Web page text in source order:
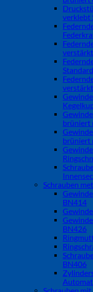
verklebt
brüniert
brüniert
Schrauben
BN414
BN426
BN406